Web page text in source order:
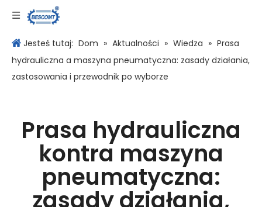
Jesteś tutaj: Dom » Aktualności » Wiedza » Prasa
hydrauliczna a maszyna pneumatyczna: zasady działania,
zastosowania i przewodnik po wyborze
Prasa hydrauliczna
kontra maszyna
pneumatyczna:
zasady działania,